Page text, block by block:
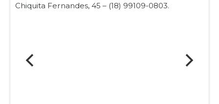
Chiquita Fernandes, 45 – (18) 99109-0803.